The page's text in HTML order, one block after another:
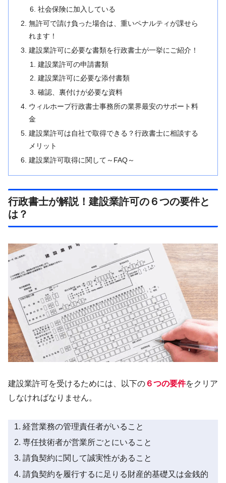
社会保険に加入している
無許可で請け負った場合は、重いペナルティが課せら
れます！
建設業許可に必要な書類を行政書士が一挙にご紹介！
建設業許可の申請書類
建設業許可に必要な添付書類
確認、裏付けが必要な資料
ウィルホープ行政書士事務所の業界最安のサポート料
金
建設業許可は自社で取得できる？行政書士に相談する
メリット
建設業許可取得に関して～FAQ～
行政書士が解説！建設業許可の６つの要件と
は？
建設業許可を受けるためには、以下の ６つの要件をクリア
しなければなりません。
経営業務の管理責任者がいること
専任技術者が営業所ごとにいること
請負契約に関して誠実性があること
請負契約を履行するに足りる財産的基礎又は金銭的